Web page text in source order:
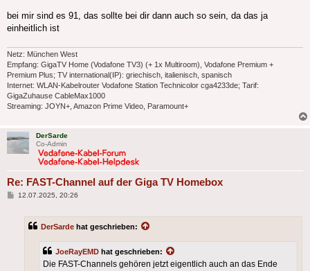
bei mir sind es 91, das sollte bei dir dann auch so sein, da das ja
einheitlich ist
Netz: München West
Empfang: GigaTV Home (Vodafone TV3) (+ 1x Multiroom), Vodafone Premium +
Premium Plus; TV international(IP): griechisch, italienisch, spanisch
Internet: WLAN-Kabelrouter Vodafone Station Technicolor cga4233de; Tarif:
GigaZuhause CableMax1000
Streaming: JOYN+, Amazon Prime Video, Paramount+
DerSarde
Co-Admin
Re: FAST-Channel auf der Giga TV Homebox
Beitrag
12.07.2025, 20:26
DerSarde hat geschrieben:
JoeRayEMD hat geschrieben:
Die FAST-Channels gehören jetzt eigentlich auch an das Ende